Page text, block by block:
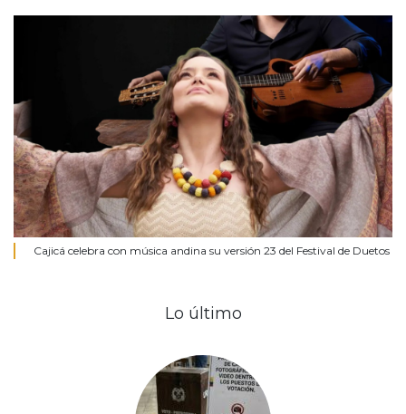
Cajicá celebra con música andina su versión 23 del Festival de Duetos
Lo último